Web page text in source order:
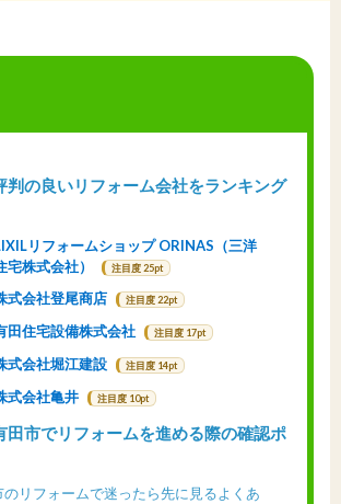
判の良いリフォーム会社をランキング
リフォームショップ ORINAS（三洋
宅株式会社）
注目度 25pt
式会社登尾商店 注目度 22pt
田住宅設備株式会社 注目度 17pt
式会社堀江建設 注目度 14pt
式会社亀井 注目度 10pt
田市でリフォームを進める際の確認ポ
のリフォームで迷ったら先に見るよくあ